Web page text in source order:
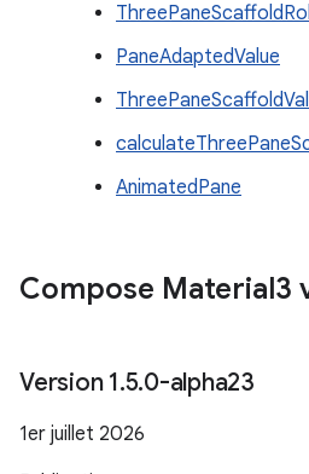
PaneAdaptedValue
AnimatedPane
Compose Material3
Version 1.5.0-alpha23
1er juillet 2026